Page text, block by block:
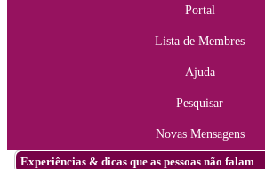
Portal
Lista de Membres
Ajuda
Pesquisar
Novas Mensagens
Experiências & dicas que as pessoas não falam